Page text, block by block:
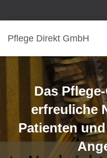
Pflege Direkt GmbH
Das
erfreuliche
Patienten